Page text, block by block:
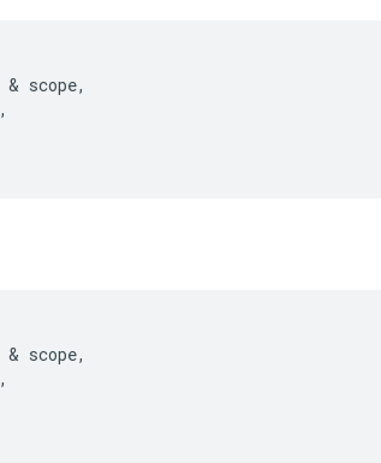
& scope,
,
& scope,
,